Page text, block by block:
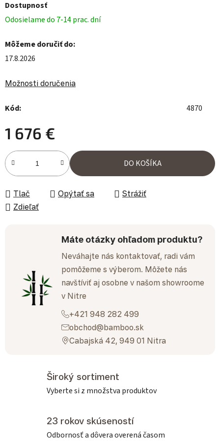
Dostupnosť
Odosielame do 7-14 prac. dní
Môžeme doručiť do:
17.8.2026
Možnosti doručenia
Kód: 4870
1 676 €
Jednotková cena:
DO KOŠÍKA
Tlač Opýtať sa
Strážiť
Zdieľať
Máte otázky ohľadom produktu?
Neváhajte nás kontaktovať, radi vám
pomôžeme s výberom. Môžete nás
navštíviť aj osobne v našom showroome
v Nitre
+421 948 282 499
obchod@bamboo.sk
Cabajská 42, 949 01 Nitra
Široký sortiment
Vyberte si z množstva produktov
23 rokov skúseností
Odbornosť a dôvera overená časom